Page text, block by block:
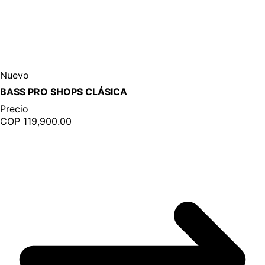
Nuevo
BASS PRO SHOPS CLÁSICA
Precio
COP 119,900.00